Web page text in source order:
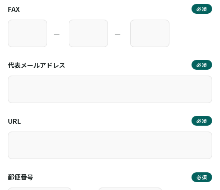
FAX 必須
― ―
代表メールアドレス 必須
URL 必須
郵便番号 必須